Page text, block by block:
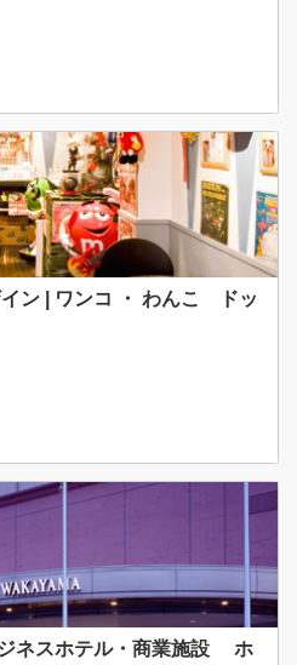
ン | ワンコ ・ わんこ ドッ